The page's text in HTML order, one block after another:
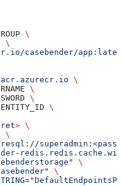
\
\
casebender/
\
\
\
\
t> \
\
\
\